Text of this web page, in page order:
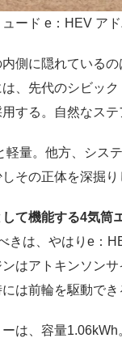
ード e：HEV アド
側に隠れている
、先代のシビッ
する。自然なステ
軽量。他方、シス
その正体を深掘り
て機能する4気筒
きは、やはりe：
はアトキンソン
は前輪を駆動で
は、容量